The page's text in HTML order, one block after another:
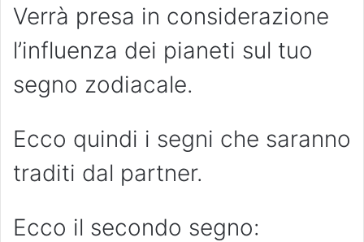
Verrà presa in considerazione
l’influenza dei pianeti sul tuo
segno zodiacale.
Ecco quindi i segni che saranno
traditi dal partner.
Ecco il secondo segno: